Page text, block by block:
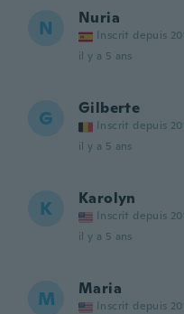
N Nuria
Inscrit depuis
il y a 5 ans
G Gilberte
Inscrit depuis
il y a 5 ans
K Karolyn
Inscrit depuis
il y a 5 ans
M Maria
Inscrit depuis